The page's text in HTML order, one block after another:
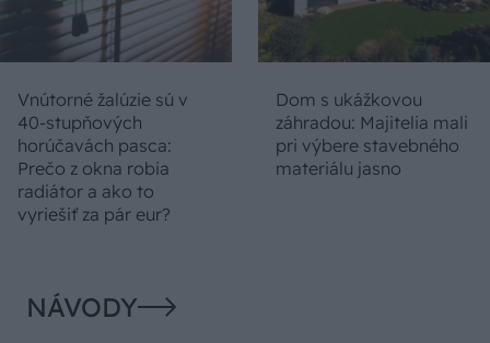
Vnútorné žalúzie sú v
40-stupňových
horúčavách pasca:
Prečo z okna robia
radiátor a ako to
vyriešiť za pár eur?
Dom s ukážkovou
záhradou: Majitelia mali
pri výbere stavebného
materiálu jasno
NÁVODY